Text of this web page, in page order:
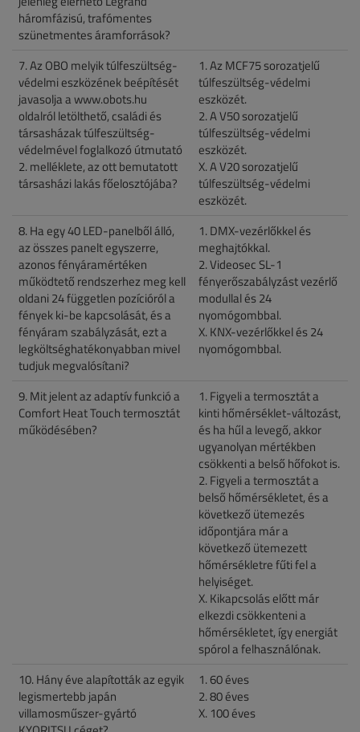
háromfázisú, trafómentes
szünetmentes áramforrások?
7. Az OBO melyik túlfeszültség-
védelmi eszközének beépítését
javasolja a www.obots.hu
oldalról letölthető, családi és
társasházak túlfeszültség-
védelmével foglalkozó útmutató
2. melléklete, az ott bemutatott
társasházi lakás főelosztójába?
1. Az MCF75 sorozatjelű
túlfeszültség-védelmi
eszközét.
2. A V50 sorozatjelű
túlfeszültség-védelmi
eszközét.
X. A V20 sorozatjelű
túlfeszültség-védelmi
eszközét.
8. Ha egy 40 LED-panelből álló,
az összes panelt egyszerre,
azonos fényáramértéken
működtető rendszerhez meg kell
oldani 24 független pozícióról a
fények ki-be kapcsolását, és a
fényáram szabályzását, ezt a
legköltséghatékonyabban mivel
tudjuk megvalósítani?
1. DMX-vezérlőkkel és
meghajtókkal.
2. Videosec SL-1
fényerőszabályzást vezérlő
modullal és 24
nyomógombbal.
X. KNX-vezérlőkkel és 24
nyomógombbal.
9. Mit jelent az adaptív funkció a
Comfort Heat Touch termosztát
működésében?
1. Figyeli a termosztát a
kinti hőmérséklet-változást,
és ha hűl a levegő, akkor
ugyanolyan mértékben
csökkenti a belső hőfokot is.
2. Figyeli a termosztát a
belső hőmérsékletet, és a
következő ütemezés
időpontjára már a
következő ütemezett
hőmérsékletre fűti fel a
helyiséget.
X. Kikapcsolás előtt már
elkezdi csökkenteni a
hőmérsékletet, így energiát
spórol a felhasználónak.
10. Hány éve alapították az egyik
legismertebb japán
villamosműszer-gyártó
1. 60 éves
2. 80 éves
X. 100 éves